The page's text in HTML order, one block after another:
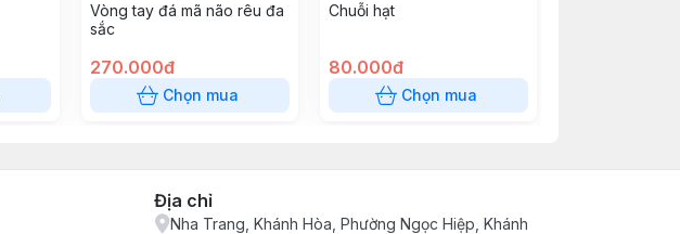
Vòng tay đá mã não rêu đa
sắc
270.000đ
Chọn mua
Chuỗi hạt
80.000đ
Chọn mua
Địa chỉ
Nha Trang, Khánh Hòa, Phường Ngọc Hiệp, Khánh